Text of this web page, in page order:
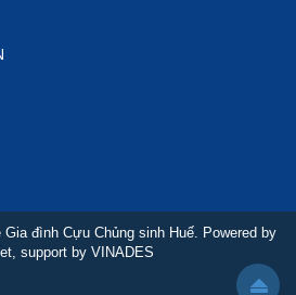
đình Cựu Chủng sinh Huế. Powered by
, support by VINADES